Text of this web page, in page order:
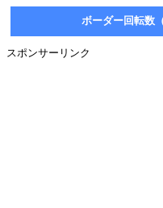
ボーダー回転数
スポンサーリンク